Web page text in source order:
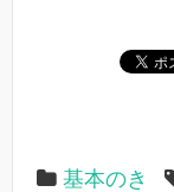
基本のき